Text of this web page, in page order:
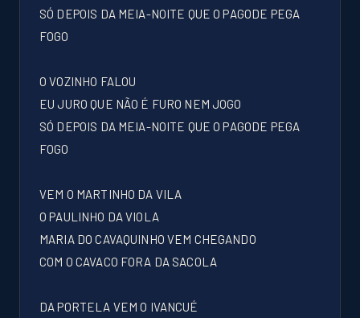
SÓ DEPOIS DA MEIA-NOITE QUE O PAGODE PEGA
FOGO
O VOZINHO FALOU
EU JURO QUE NÃO É FURO NEM JOGO
SÓ DEPOIS DA MEIA-NOITE QUE O PAGODE PEGA
FOGO
VEM O MARTINHO DA VILA
O PAULINHO DA VIOLA
MARIA DO CAVAQUINHO VEM CHEGANDO
COM O CAVACO FORA DA SACOLA
DA PORTELA VEM O IVANCUÉ